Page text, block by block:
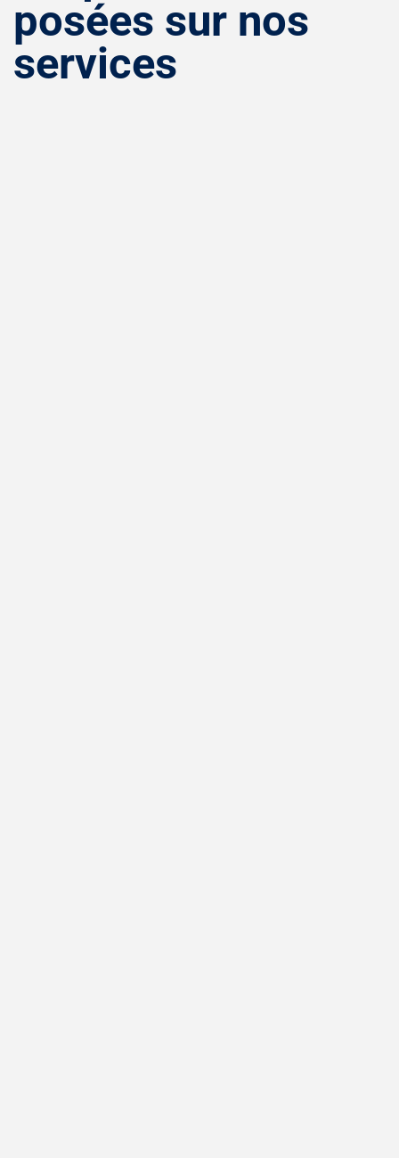
posées sur nos
services